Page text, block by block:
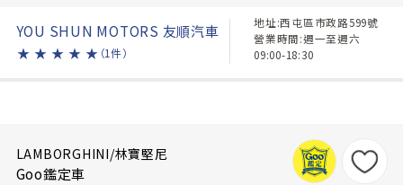
YOU SHUN MOTORS 友順汽車
★ ★ ★ ★ ★ （1件）
地址:西屯區市政路599號
營業時間:週一至週六
09:00-18:30
LAMBORGHINI/林寶堅尼
Goo鑑定車